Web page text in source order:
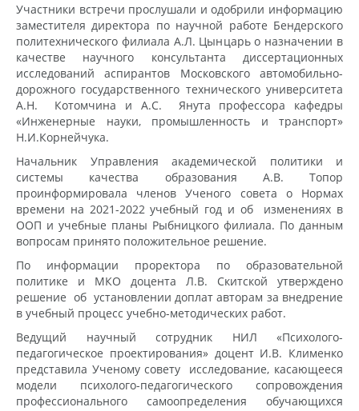
Участники встречи прослушали и одобрили информацию
заместителя директора по научной работе Бендерского
политехнического филиала А.Л. Цынцарь о назначении в
качестве научного консультанта диссертационных
исследований аспирантов Московского автомобильно-
дорожного государственного технического университета
А.Н. Котомчина и А.С. Янута профессора кафедры
«Инженерные науки, промышленность и транспорт»
Н.И.Корнейчука.
Начальник Управления академической политики и
системы качества образования А.В. Топор
проинформировала членов Ученого совета о Нормах
времени на 2021-2022 учебный год и об изменениях в
ООП и учебные планы Рыбницкого филиала. По данным
вопросам принято положительное решение.
По информации проректора по образовательной
политике и МКО доцента Л.В. Скитской утверждено
решение об установлении доплат авторам за внедрение
в учебный процесс учебно-методических работ.
Ведущий научный сотрудник НИЛ «Психолого-
педагогическое проектирования» доцент И.В. Клименко
представила Ученому совету исследование, касающееся
модели психолого-педагогического сопровождения
профессионального самоопределения обучающихся